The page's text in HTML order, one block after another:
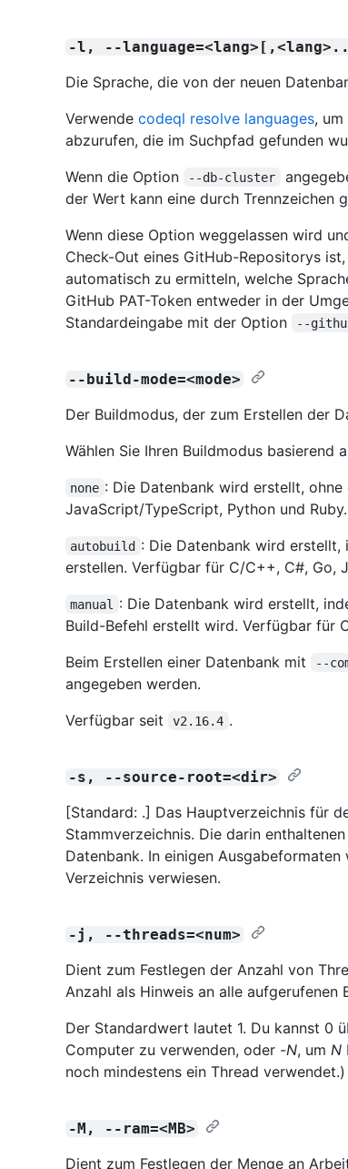
-l, --
Die Sprache, die von der neuen
Verwende codeql resolve languages,
abzurufen, die im Suchpfad gefunden
Wenn die Option
--db-cluster
der Wert kann eine durch Trennzeichen
Wenn diese Option weggelassen wird
Check-Out eines GitHub-Repositorys
automatisch zu ermitteln, welche
GitHub PAT-Token entweder in der
Standardeingabe mit der Option
--
--build-mode=<mode>
Der Buildmodus, der zum Erstellen der
Wählen Sie Ihren Buildmodus basierend
none : Die Datenbank wird erstellt,
JavaScript/TypeScript, Python und Ruby.
autobuild : Die Datenbank wird
erstellen. Verfügbar für C/C++, C#, Go,
manual
: Die Datenbank wird erstellt,
Build-Befehl erstellt wird. Verfügbar für
Beim Erstellen einer Datenbank mit
--
angegeben werden.
Verfügbar seit
v2.16.4 .
-s, --source-root=<dir>
[Standard: .] Das Hauptverzeichnis für
Stammverzeichnis. Die darin
Datenbank. In einigen
Verzeichnis verwiesen.
-j, --threads=<num>
Dient zum Festlegen der Anzahl von
Anzahl als Hinweis an alle aufgerufenen
Der Standardwert lautet 1. Du kannst 0
Computer zu verwenden, oder -N, um N
noch mindestens ein Thread verwendet.)
-M, --ram=<MB>
Dient zum Festlegen der Menge an